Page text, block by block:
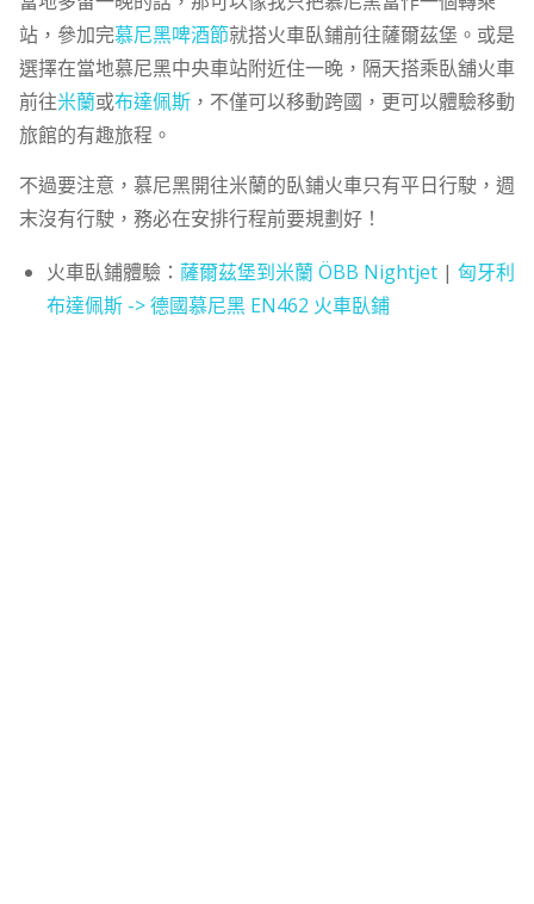
站，參加完慕尼黑啤酒節就搭火車臥鋪前往薩爾茲堡。或是
選擇在當地慕尼黑中央車站附近住一晚，隔天搭乘臥舖火車
前往米蘭或布達佩斯，不僅可以移動跨國，更可以體驗移動
旅館的有趣旅程。
不過要注意，慕尼黑開往米蘭的臥鋪火車只有平日行駛，週
末沒有行駛，務必在安排行程前要規劃好！
火車臥鋪體驗： 薩爾茲堡到米蘭 ÖBB Nightjet| 匈牙利
布達佩斯 -> 德國慕尼黑 EN462 火車臥鋪